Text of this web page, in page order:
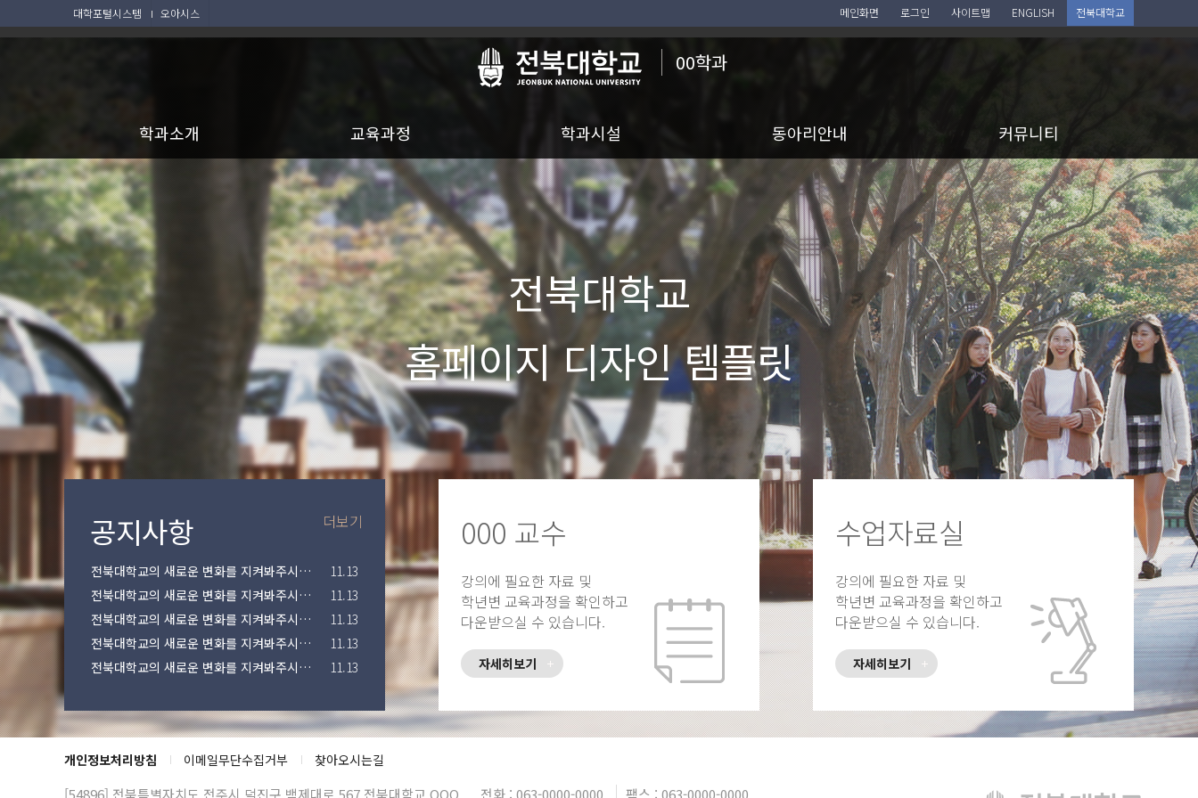
대학포털시스템 오아시스
00학과
메인화면 로그인 사이트맵 ENGLISH 전북대학교
학과소개 교육과정 학과시설 동아리안내 커뮤니티
전북대학교
홈페이지 디자인 템플릿
전북대학교의 새로운 변화를 지켜봐주시고 응원해주시기 바랍니다.
11.13
전북대학교의 새로운 변화를 지켜봐주시고 응원해주시기 바랍니다.
11.13
전북대학교의 새로운 변화를 지켜봐주시고 응원해주시기 바랍니다.
11.13
전북대학교의 새로운 변화를 지켜봐주시고 응원해주시기 바랍니다.
11.13
전북대학교의 새로운 변화를 지켜봐주시고 응원해주시기 바랍니다.
11.13
더보기 000 교수
강의에 필요한 자료 및
학년변 교육과정을 확인하고
다운받으실 수 있습니다.
자세히보기
수업자료실
강의에 필요한 자료 및
학년변 교육과정을 확인하고
다운받으실 수 있습니다.
자세히보기
개인정보처리방침 이메일무단수집거부 찾아오시는길
[54896] 전북특별자치도 전주시 덕진구 백제대로 567 전북대학교 OOO 전화 : 063-0000-0000 팩스 : 063-0000-0000